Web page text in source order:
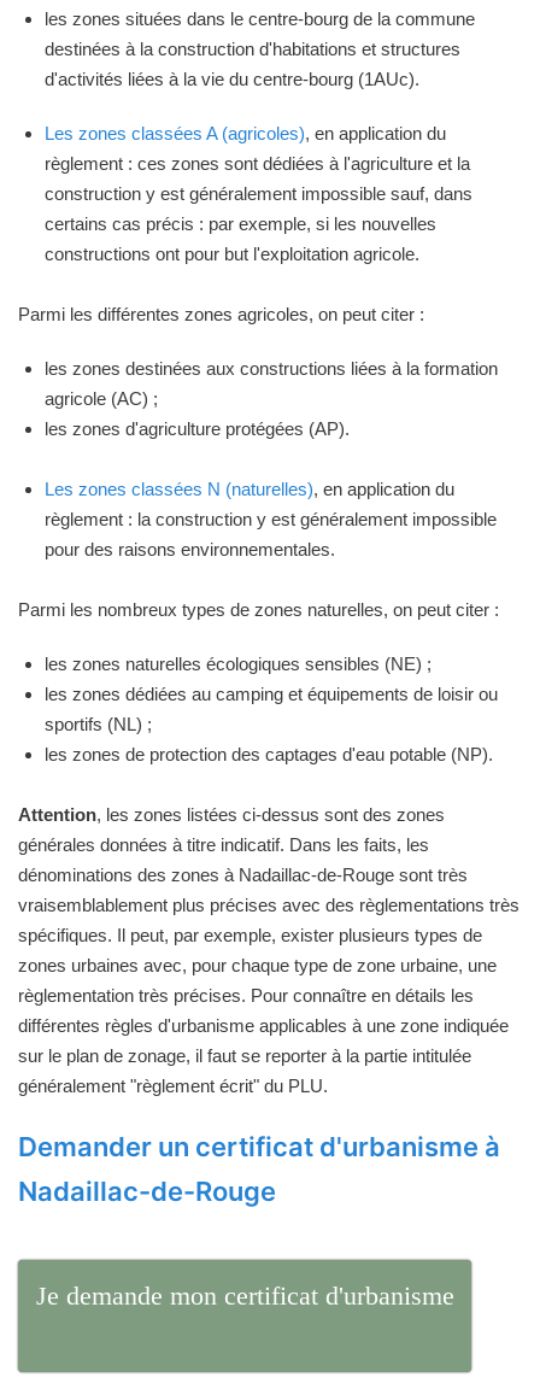
les zones situées dans le centre-bourg de la commune
destinées à la construction d'habitations et structures
d'activités liées à la vie du centre-bourg (1AUc).
Les zones classées A (agricoles), en application du
règlement : ces zones sont dédiées à l'agriculture et la
construction y est généralement impossible sauf, dans
certains cas précis : par exemple, si les nouvelles
constructions ont pour but l'exploitation agricole.
Parmi les différentes zones agricoles, on peut citer :
les zones destinées aux constructions liées à la formation
agricole (AC) ;
les zones d'agriculture protégées (AP).
Les zones classées N (naturelles), en application du
règlement : la construction y est généralement impossible
pour des raisons environnementales.
Parmi les nombreux types de zones naturelles, on peut citer :
les zones naturelles écologiques sensibles (NE) ;
les zones dédiées au camping et équipements de loisir ou
sportifs (NL) ;
les zones de protection des captages d'eau potable (NP).
Attention, les zones listées ci-dessus sont des zones
générales données à titre indicatif. Dans les faits, les
dénominations des zones à Nadaillac-de-Rouge sont très
vraisemblablement plus précises avec des règlementations très
spécifiques. Il peut, par exemple, exister plusieurs types de
zones urbaines avec, pour chaque type de zone urbaine, une
règlementation très précises. Pour connaître en détails les
différentes règles d'urbanisme applicables à une zone indiquée
sur le plan de zonage, il faut se reporter à la partie intitulée
généralement "règlement écrit" du PLU.
Demander un certificat d'urbanisme à
Nadaillac-de-Rouge
Je demande mon certificat d'urbanisme